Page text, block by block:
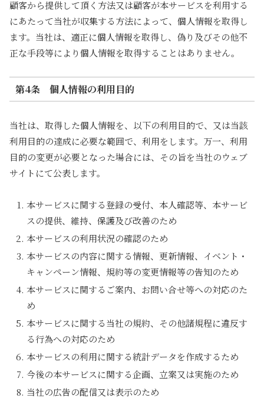
顧客から提供して頂く方法又は顧客が本サービスを利用する
にあたって当社が収集する方法によって、個人情報を取得し
ます。当社は、適正に個人情報を取得し、偽り及びその他不
正な手段等により個人情報を取得することはありません。
第4条 個人情報の利用目的
当社は、取得した個人情報を、以下の利用目的で、又は当該
利用目的の達成に必要な範囲で、利用をします。万一、利用
目的の変更が必要となった場合には、その旨を当社のウェブ
サイトにて公表します。
本サービスに関する登録の受付、本人確認等、本サービ
スの提供、維持、保護及び改善のため
本サービスの利用状況の確認のため
本サービスの内容に関する情報、更新情報、イベント・
キャンペーン情報、規約等の変更情報等の告知のため
本サービスに関するご案内、お問い合せ等への対応のた
め
本サービスに関する当社の規約、その他諸規程に違反す
る行為への対応のため
本サービスの利用に関する統計データを作成するため
今後の本サービスに関する企画、立案又は実施のため
当社の広告の配信又は表示のため